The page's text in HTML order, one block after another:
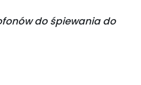
do śpiewania do